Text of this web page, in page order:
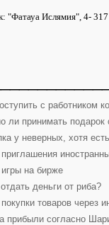
"Фатауа Ислямия", 4- 317
с работником
ли принимать подарок
у неверных, хотя
на бирже
деньги от риба?
товаров через
прибыли согласно